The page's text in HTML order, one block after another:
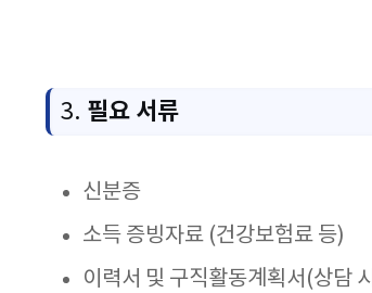
3. 필요 서류
신분증
소득 증빙자료 (건강보험료 등)
이력서 및 구직활동계획서(상담